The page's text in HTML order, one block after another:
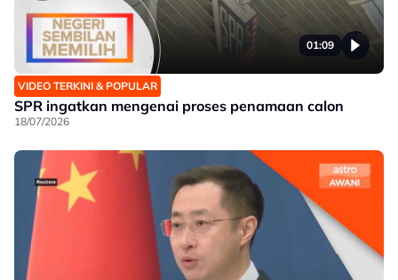
01:09
VIDEO TERKINI & POPULAR
SPR ingatkan mengenai proses penamaan calon
18/07/2026